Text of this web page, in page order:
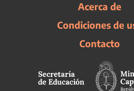
Acerca de
Condiciones de
Contacto